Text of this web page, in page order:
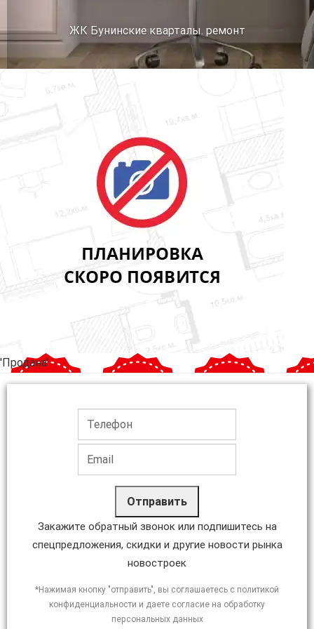
ЖК Бунинские кварталы. ремонт
'Продана'
Отправить
Закажите обратный звонок или подпишитесь на
спецпредложения, скидки и другие новости рынка
новостроек
*Нажимая кнопку "отправить", вы соглашаетесь с политикой
конфиденциальности и даете согласие на обработку
персональных данных